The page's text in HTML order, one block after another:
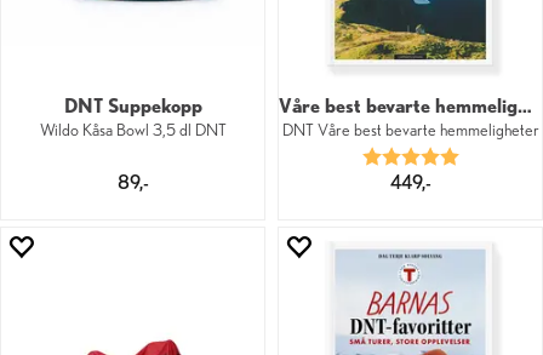
DNT Suppekopp
Wildo Kåsa Bowl 3,5 dl DNT
89,-
Våre best bevarte hemmeligheter
DNT Våre best bevarte hemmeligheter
Karakter:
5.0 av 5
449,-